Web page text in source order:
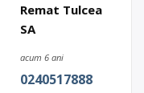
Remat Tulcea
SA
acum 6 ani
0240517888